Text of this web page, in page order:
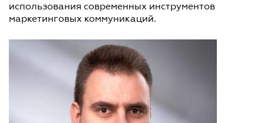
использования современных инструментов
маркетинговых коммуникаций.